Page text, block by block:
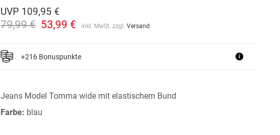
UVP 109,95 €
79,99 € 53,99 € inkl. MwSt. zzgl.Versand
+216 Bonuspunkte i
Jeans Model Tomma wide mit elastischem Bund
Farbe: blau